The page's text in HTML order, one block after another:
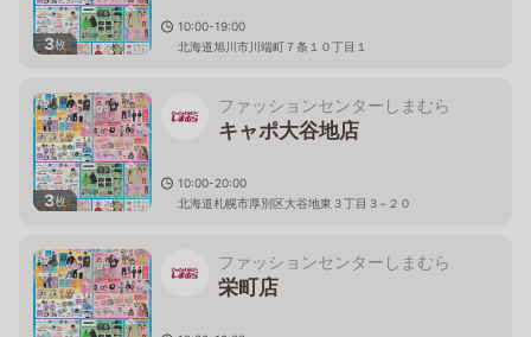
3枚
10:00-19:00
北海道旭川市川端町７条１０丁目１
3枚
ファッションセンターしまむら
キャポ大谷地店
10:00-20:00
北海道札幌市厚別区大谷地東３丁目３−２０
ファッションセンターしまむら
栄町店